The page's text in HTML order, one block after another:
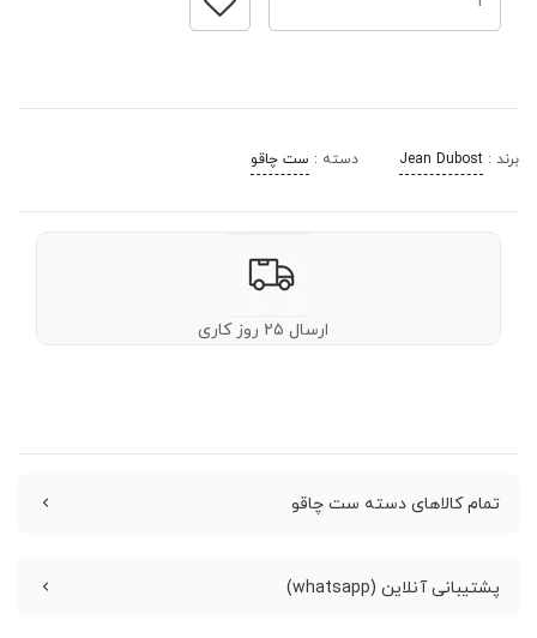
برند : Jean Dubost دسته : ست چاقو
ارسال ۲۵ روز کاری
تمام کالاهای دسته ست چاقو
پشتیبانی آنلاین (whatsapp)